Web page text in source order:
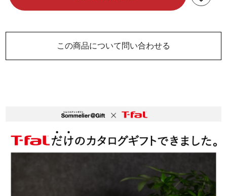
この商品について問い合わせる